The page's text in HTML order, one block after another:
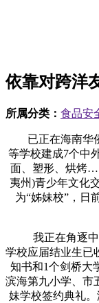
依靠对跨洋
所属分类： 食品安
已正在海南华侨
等学校建成7个中
面、塑形、烘烤
夷州)青少年文化
为“姊妹校”，日
我正在角逐中
学校应届结业生已
知书和1个剑桥大
滨海第九小学、市
妹学校签约典礼